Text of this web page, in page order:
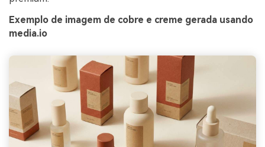
Exemplo de imagem de cobre e creme gerada usando
media.io